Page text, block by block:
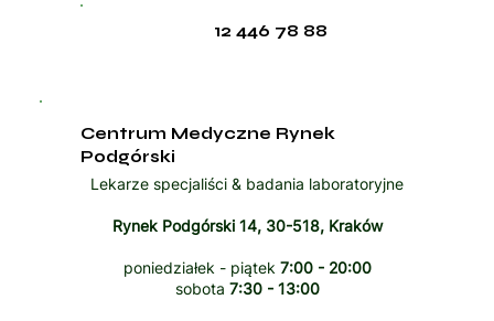
12 446 78 88
Centrum Medyczne Rynek
Podgórski
Lekarze specjaliści & badania laboratoryjne
Rynek Podgórski 14, 30-518, Kraków
poniedziałek - piątek 7:00 - 20:00
sobota 7:30 - 13:00